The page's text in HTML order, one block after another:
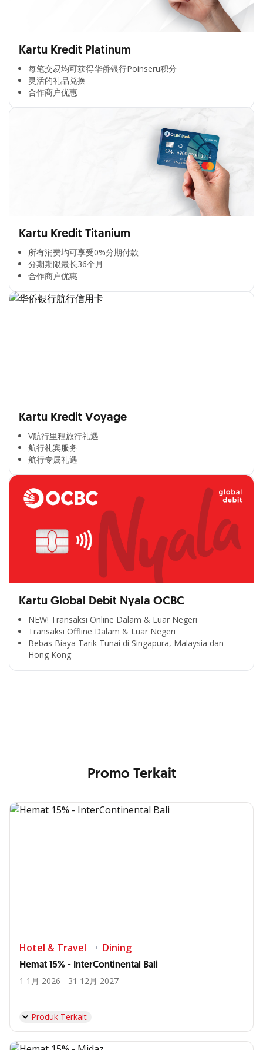
Kartu Kredit Platinum
每笔交易均可获得华侨银行Poinseru积分​
灵活的礼品兑换​
合作商户优惠​
Kartu Kredit Titanium
所有消费均可享受0%分期付款​
分期期限最长36个月​
合作商户优惠​
Kartu Kredit Voyage
V航行里程旅行礼遇
航行礼宾服务
航行专属礼遇
Kartu Global Debit Nyala OCBC
NEW! Transaksi Online Dalam & Luar Negeri
Transaksi Offline Dalam & Luar Negeri
Bebas Biaya Tarik Tunai di Singapura, Malaysia dan
Hong Kong
Cross Selling Banner Global
Promo Terkait
Hotel & Travel Dining
Hemat 15% - InterContinental Bali
1 1月 2026 - 31 12月 2027
Produk Terkait